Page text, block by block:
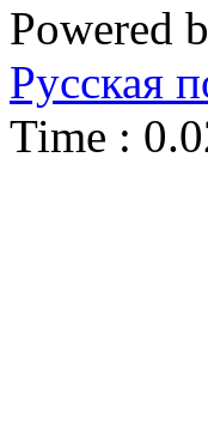
Powered
Русская
Time :